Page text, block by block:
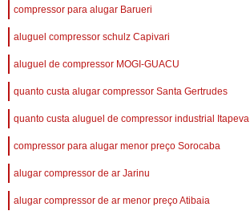
compressor para alugar Barueri
aluguel compressor schulz Capivari
aluguel de compressor MOGI-GUACU
quanto custa alugar compressor Santa Gertrudes
quanto custa aluguel de compressor industrial Itapeva
compressor para alugar menor preço Sorocaba
alugar compressor de ar Jarinu
alugar compressor de ar menor preço Atibaia